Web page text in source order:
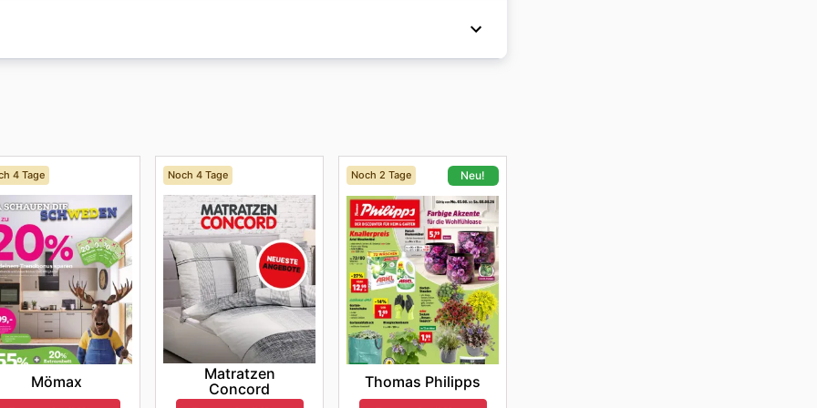
wie derNationalfeiertagim Oktober und der
verpassen Sie keine Sparmöglichkeit und können Ihren Einkauf
können sich an Feiertagen wie Weihnachten und Neujahr
4 Tage
Mömax
Noch 4 Tage
Matratzen
Concord
Noch 2 Tage Neu!
Thomas Philipps